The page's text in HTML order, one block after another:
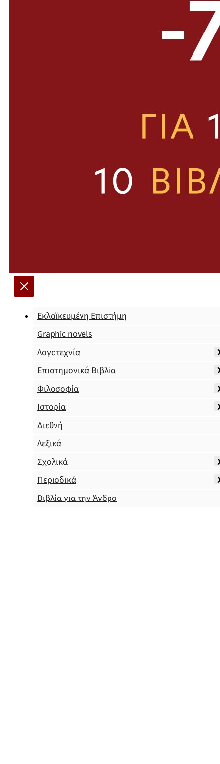
Εκλαϊκευμένη Επιστήμη
Graphic novels
Λογοτεχνία
Επιστημονικά Βιβλία
Φιλοσοφία
Ιστορία
Διεθνή
Λεξικά
Σχολικά
Περιοδικά
Βιβλία για την Άνδρο